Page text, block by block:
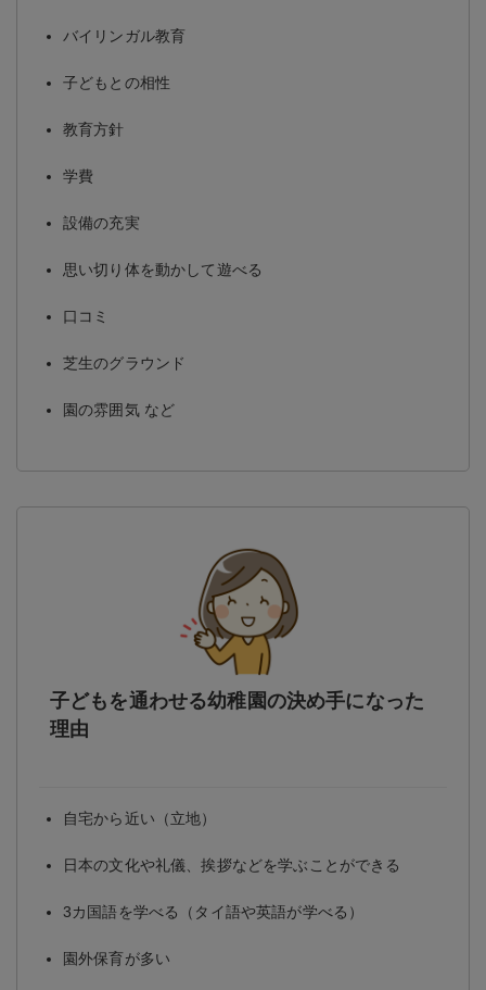
バイリンガル教育
子どもとの相性
教育方針
学費
設備の充実
思い切り体を動かして遊べる
口コミ
芝生のグラウンド
園の雰囲気 など
子どもを通わせる幼稚園の決め手になった
理由
自宅から近い（立地）
日本の文化や礼儀、挨拶などを学ぶことができる
3カ国語を学べる（タイ語や英語が学べる）
園外保育が多い